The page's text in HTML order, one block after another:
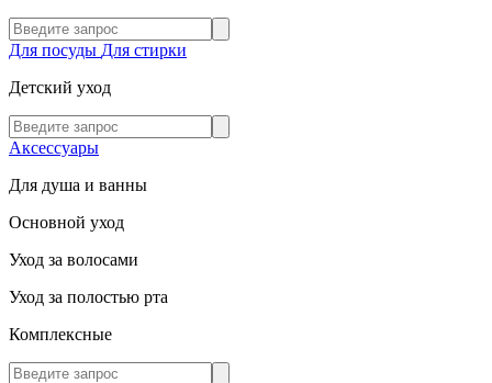
Для посуды Для стирки
Детский уход
Аксессуары
Для душа и ванны
Основной уход
Уход за волосами
Уход за полостью рта
Комплексные